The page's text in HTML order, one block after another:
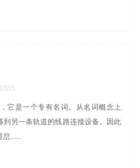
是一个专有名词。从名词概念上
另一条轨道的线路连接设备。因此
......